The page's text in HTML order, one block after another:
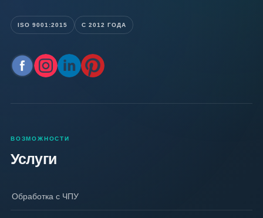
ISO 9001:2015 С 2012 ГОДА
ВОЗМОЖНОСТИ
Услуги
Обработка с ЧПУ